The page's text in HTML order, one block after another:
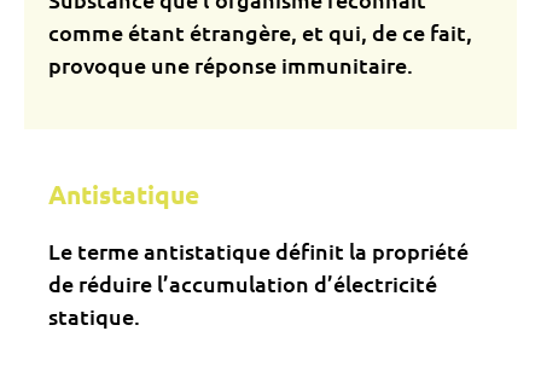
comme étant étrangère, et qui, de ce fait,
provoque une réponse immunitaire.
Antistatique
Le terme antistatique définit la propriété
de réduire l’accumulation d’électricité
statique.